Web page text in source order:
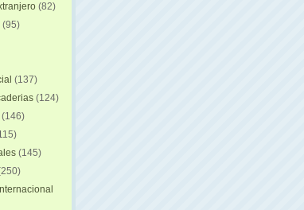
(82)
(95)
(137)
(124)
(146)
(145)